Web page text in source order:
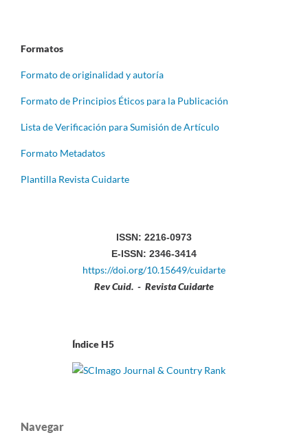
Formatos
Formato de originalidad y autoría
Formato de Principios Éticos para la Publicación
Lista de Verificación para Sumisión de Artículo
Formato Metadatos
Plantilla Revista Cuidarte
ISSN: 2216-0973
E-ISSN: 2346-3414
https://doi.org/10.15649/cuidarte
Rev Cuid. - Revista Cuidarte
Índice H5
Navegar